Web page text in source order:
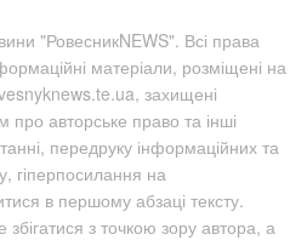
"РовесникNEWS". Всі права
матеріали, розміщені на
захищені
про авторське право та інші
передруку інформаційних та
гіперпосилання на
в першому абзаці тексту.
з точкою зору автора, а